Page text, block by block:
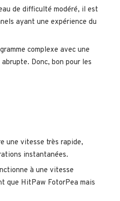
de difficulté modéré, il est
ayant une expérience du
complexe avec une
Donc, bon pour les
une vitesse très rapide,
instantanées.
à une vitesse
que HitPaw FotorPea mais